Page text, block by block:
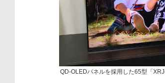
QD-OLEDパネルを採用した65型「